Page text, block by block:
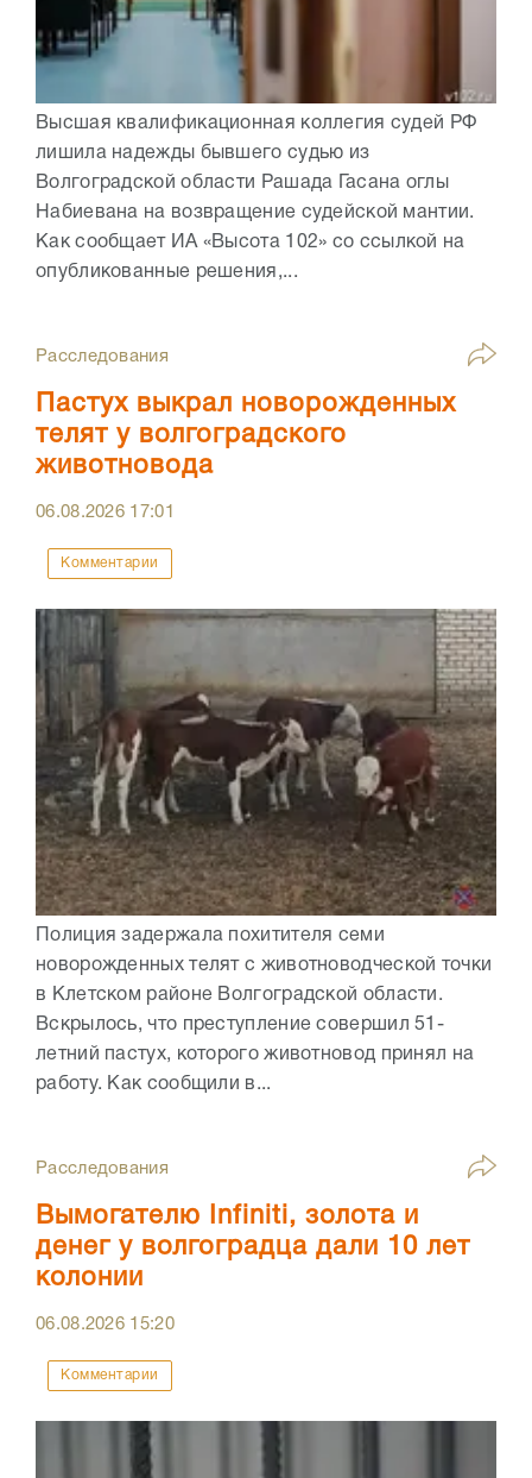
Высшая квалификационная коллегия судей РФ
лишила надежды бывшего судью из
Волгоградской области Рашада Гасана оглы
Набиевана на возвращение судейской мантии.
Как сообщает ИА «Высота 102» со ссылкой на
опубликованные решения,...
Расследования
Пастух выкрал новорожденных
телят у волгоградского
животновода
06.08.2026 17:01
Комментарии
Полиция задержала похитителя семи
новорожденных телят с животноводческой точки
в Клетском районе Волгоградской области.
Вскрылось, что преступление совершил 51-
летний пастух, которого животновод принял на
работу. Как сообщили в...
Расследования
Вымогателю Infiniti, золота и
денег у волгоградца дали 10 лет
колонии
06.08.2026 15:20
Комментарии